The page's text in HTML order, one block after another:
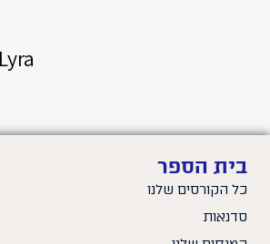
Lyra
בית הספר
כל הקורסים שלנו
סדנאות